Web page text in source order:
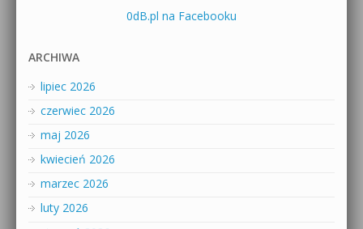
0dB.pl na Facebooku
ARCHIWA
lipiec 2026
czerwiec 2026
maj 2026
kwiecień 2026
marzec 2026
luty 2026